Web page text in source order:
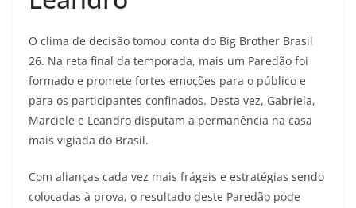
O clima de decisão tomou conta do Big Brother Brasil
26. Na reta final da temporada, mais um Paredão foi
formado e promete fortes emoções para o público e
para os participantes confinados. Desta vez, Gabriela,
Marciele e Leandro disputam a permanência na casa
mais vigiada do Brasil.
Com alianças cada vez mais frágeis e estratégias sendo
colocadas à prova, o resultado deste Paredão pode